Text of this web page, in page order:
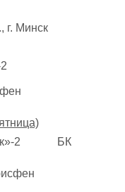
2026 г., г. Гомель, ул.
Г 27-29 марта 2026 г., г.
г. Минск
2 БК